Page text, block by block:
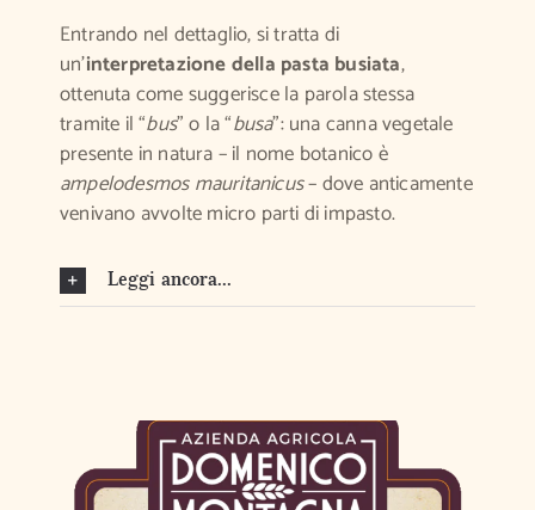
Entrando nel dettaglio, si tratta di
un’interpretazione della pasta busiata,
ottenuta come suggerisce la parola stessa
tramite il “bus” o la “busa”: una canna vegetale
presente in natura – il nome botanico è
ampelodesmos mauritanicus– dove anticamente
venivano avvolte micro parti di impasto.
Leggi ancora...